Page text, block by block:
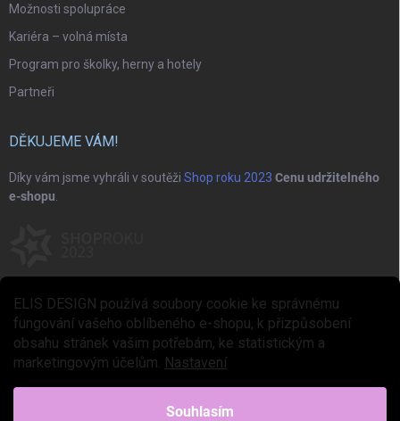
ELIS DESIGN používá soubory cookie ke správnému
fungování vašeho oblíbeného e-shopu, k přizpůsobení
obsahu stránek vašim potřebám, ke statistickým a
marketingovým účelům. Nastavení
Souhlasím
Možnosti spolupráce
Kariéra – volná místa
Program pro školky, herny a hotely
Partneři
DĚKUJEME VÁM!
Díky vám jsme vyhráli v soutěži Shop roku 2023 Cenu udržitelného
e-shopu
Copyright 2026ELIS DESIGN. Všechna práva vyhrazena.Upravit nastavení
cookies